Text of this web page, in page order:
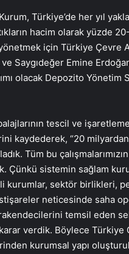
Türkiye’de her yıl
hacim olarak yüzde
için Türkiye Çevre
Saygıdeğer Emine
olacak Depozito Yönetim
tescil ve
kaydederek, “20
Tüm bu
Çünkü sistemin sağlam
kurumlar, sektör birlikleri,
neticesinde saha
temsil eden
verdik. Böylece Türkiye
kurumsal yapı